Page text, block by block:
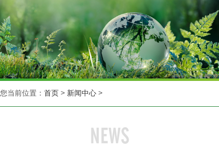
您当前位置： 首页 > 新闻中心 >
NEWS